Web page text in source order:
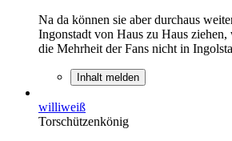
Na da können sie aber durchaus
Ingonstadt von Haus zu Haus
die Mehrheit der Fans nicht in
Inhalt melden
williweiß
Torschützenkönig